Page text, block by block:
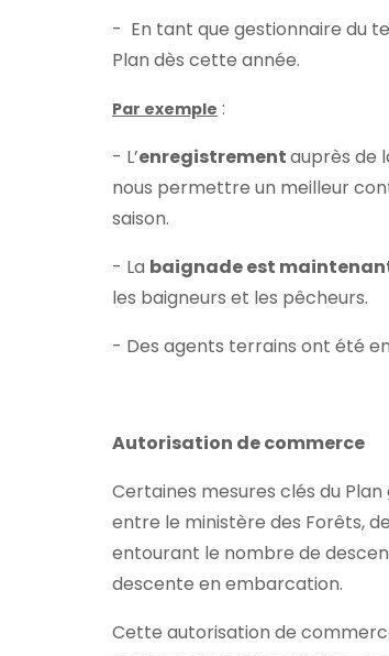
- En tant que gestionnaire du
Plan dès cette année.
Par exemple :
- L’enregistrementauprès de
nous permettre un meilleur
saison.
- La baignade est
les baigneurs et les pêcheurs.
- Des agents terrains ont été
Autorisation de commerce
Certaines mesures clés du
entre le ministère des Forêts,
entourant le nombre de
descente en embarcation.
Cette autorisation de